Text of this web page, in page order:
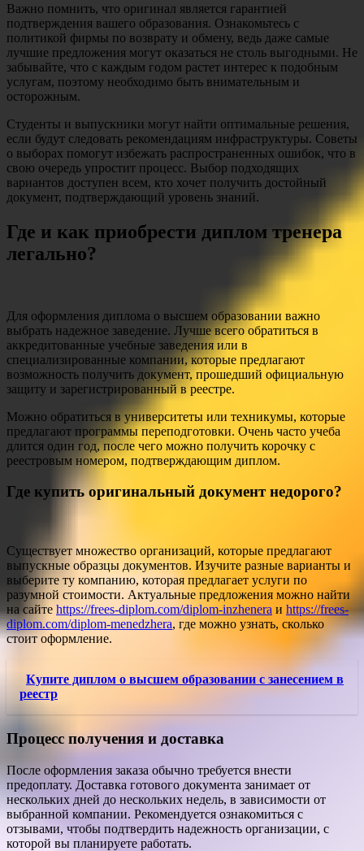
Важно помнить, что оригинал является гарантией
подтверждения вашего образования. Ознакомьтесь с
политикой фирмы по возврату и обмену, ведь даже самые
лучшие предложения могут оказаться не столь выгодными. Не
забывайте, что с каждым годом растет интерес к подобным
услугам, поэтому необходимо быть внимательным и
осторожным.
Студенты и выпускники могут найти оптимальные решения,
если будут следовать рекомендациям инфраструктуры. Советы
o выборах помогут избежать распространенных ошибок, что в
свою очередь упростит процесс. Выбор подходящих
вариантов доступен всем, кто хочет получить достойный
документ, подтверждающий уровень знаний.
Где и как приобрести диплом тренера
легально?
Для оформления диплома о высшем образовании важно
выбрать надежное заведение. Лучше всего обратиться в
аккредитованные учебные заведения или в
специализированные компании, которые предлагают
возможность получить документ, прошедший официальную
защиту и зарегистрированный в реестре.
Можно обратиться в университеты или техникумы, которые
предлагают программы переподготовки. Очень часто учеба
длится один год, после чего можно получить корочку с
реестровым номером, подтверждающим диплом.
Где купить оригинальный документ недорого?
Существует множество организаций, которые предлагают
выпускные образцы документов. Изучите разные варианты и
выберите ту компанию, которая предлагает услуги по
разумной стоимости. Актуальные предложения можно найти
на сайте https://frees-diplom.com/diplom-inzhenera и https://frees-
diplom.com/diplom-menedzhera, где можно узнать, сколько
стоит оформление.
Купите диплом о высшем образовании с занесением в
реестр
Процесс получения и доставка
После оформления заказа обычно требуется внести
предоплату. Доставка готового документа занимает от
нескольких дней до нескольких недель, в зависимости от
выбранной компании. Рекомендуется ознакомиться с
отзывами, чтобы подтвердить надежность организации, с
которой вы планируете работать.